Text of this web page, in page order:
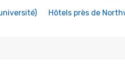
Hôtels près de